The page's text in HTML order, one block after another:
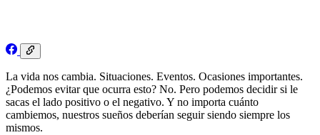
La vida nos cambia. Situaciones. Eventos. Ocasiones importantes.
¿Podemos evitar que ocurra esto? No. Pero podemos decidir si le
sacas el lado positivo o el negativo. Y no importa cuánto
cambiemos, nuestros sueños deberían seguir siendo siempre los
mismos.